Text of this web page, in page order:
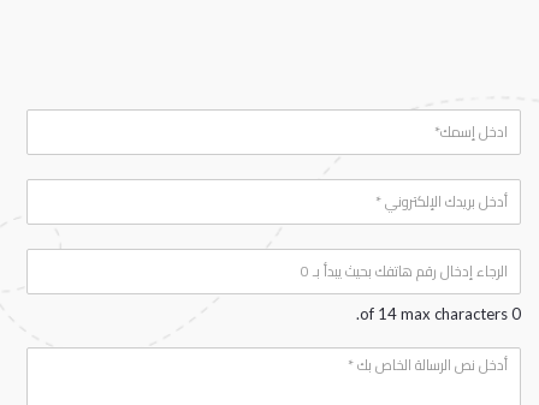
*
m
*
o
e
0 of 14 max characters.